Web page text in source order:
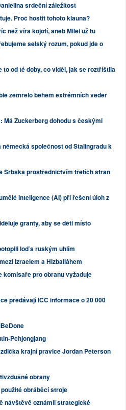
srdeční záležitost
Proč hostit tohoto klauna?
než víra kojotí, aneb Milei už tu
selský rozum, pokud jde o
to od té doby, co viděl, jak se roztříštila
zemřelo během extrémních veder
Má Zuckerberg dohodu s českými
německá společnost od Stalingradu k
Srbska prostřednictvím třetích stran
inteligence (AI) při řešení úloh z
granty, aby se děti místo
loď s ruským uhlím
Izraelem a Hizballáhem
komisaře pro obranu vyžaduje
předávají ICC informace o 20 000
Pchjongjang
krajní pravice Jordan Peterson
obrany
obráběcí stroje
návštěvě oznámil strategické